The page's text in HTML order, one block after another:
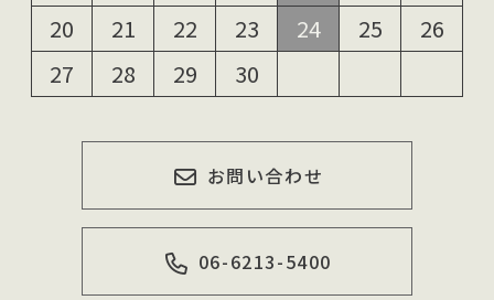
20
21 22 23 24 25
26
27
28 29 30
お問い合わせ
06-6213-5400